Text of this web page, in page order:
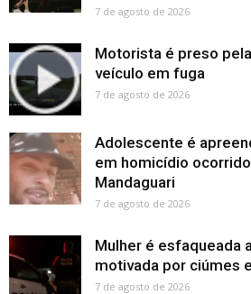
7 de agosto de 2026
Motorista é preso
veículo em fuga
7 de agosto de 2026
Adolescente é
em homicídio
Mandaguari
7 de agosto de 2026
Mulher é esfaqueada
motivada por ciúmes
7 de agosto de 2026